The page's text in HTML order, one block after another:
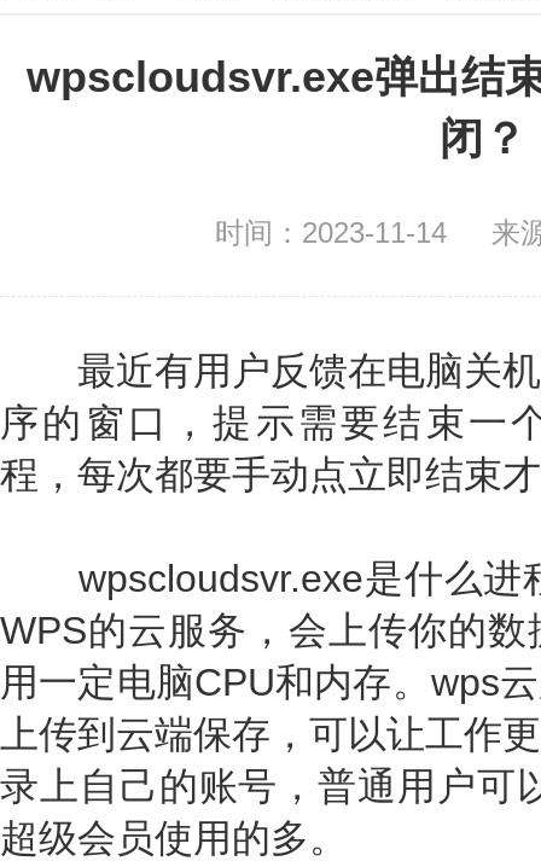
wpscloudsvr.exe弹出结
闭？
时间：2023-11-14 来
最近有用户反馈在电脑关机
序的窗口，提示需要结束一
程，每次都要手动点立即结束
wpscloudsvr.exe是什么进
WPS的云服务，会上传你的
用一定电脑CPU和内存。wps
上传到云端保存，可以让工作
录上自己的账号，普通用户可
超级会员使用的多。